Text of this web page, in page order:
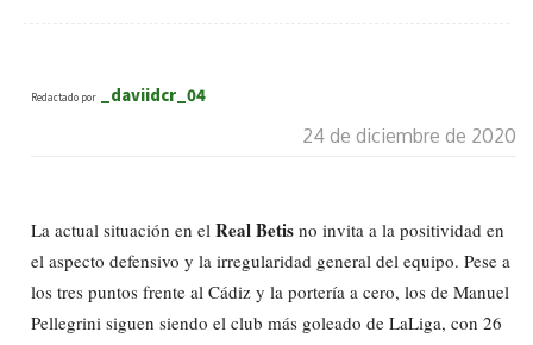
Redactado por _daviidcr_04
24 de diciembre de 2020
La actual situación en el Real Betis no invita a la positividad en
el aspecto defensivo y la irregularidad general del equipo. Pese a
los tres puntos frente al Cádiz y la portería a cero, los de Manuel
Pellegrini siguen siendo el club más goleado de LaLiga, con 26